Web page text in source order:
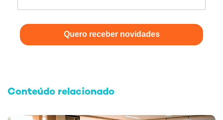
Quero receber novidades
Conteúdo relacionado